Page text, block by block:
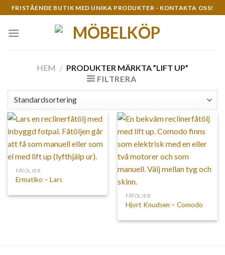
Skip
to
content
FRISTÅENDE BUTIK MED UNIKA PRODUKTER - KONTAKTA OSS!
HEM / PRODUKTER MÄRKTA ”LIFT UP”
FILTRERA
FÅTÖLJER
Ermatiko – Lars
FÅTÖLJER
Hjort Knudsen – Comodo